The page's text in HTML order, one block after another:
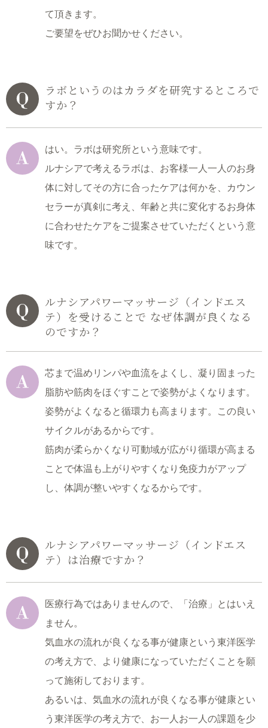
て頂きます。
ご要望をぜひお聞かせください。
ラボというのはカラダを研究するところで
すか？
はい。ラボは研究所という意味です。
ルナシアで考えるラボは、お客様一人一人のお身
体に対してその方に合ったケアは何かを、カウン
セラーが真剣に考え、 年齢と共に変化するお身体
に合わせたケアを ご提案させていただくという意
味です。
ルナシアパワーマッサージ（インドエス
テ）を受けることで なぜ体調が良くなる
のですか？
芯まで温めリンパや血流をよくし、凝り固まった
脂肪や筋肉をほぐすことで姿勢がよくなります。
姿勢がよくなると循環力も高まります。この良い
サイクルがあるからです。
筋肉が柔らかくなり可動域が広がり循環が高まる
ことで体温も上がりやすくなり 免疫力がアップ
し、体調が整いやすくなるからです。
ルナシアパワーマッサージ（インドエス
テ）は治療ですか？
医療行為ではありませんので、「治療」とはいえ
ません。
気血水の流れが良くなる事が健康という東洋医学
の考え方で、
より健康になっていただくことを願
って施術しております。
あるいは、気血水の流れが良くなる事が健康とい
う東洋医学の考え方で、 お一人お一人の課題を少